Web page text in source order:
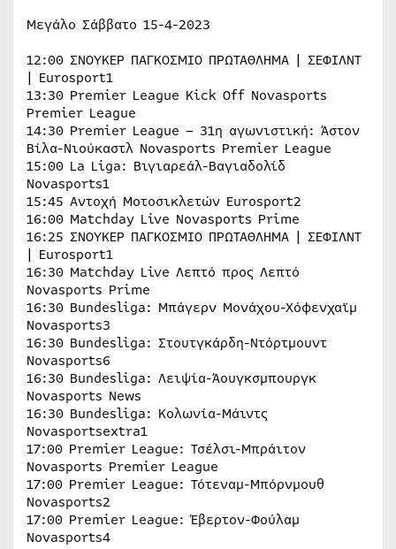
Μεγάλο Σάββατο 15-4-2023
12:00 ΣΝΟΥΚΕΡ ΠΑΓΚOΣΜΙΟ ΠΡΩΤΑΘΛΗΜΑ | ΣΕΦΙΛΝΤ
| Eurosport1
13:30 Premier League Kick Off Novasports
Premier League
14:30 Premier League – 31η αγωνιστική: Άστον
Βίλα-Νιούκαστλ Novasports Premier League
15:00 La Liga: Βιγιαρεάλ-Βαγιαδολίδ
Novasports1
15:45 Αντοχή Μοτοσικλετών Eurosport2
16:00 Matchday Live Novasports Prime
16:25 ΣΝΟΥΚΕΡ ΠΑΓΚOΣΜΙΟ ΠΡΩΤΑΘΛΗΜΑ | ΣΕΦΙΛΝΤ
| Eurosport1
16:30 Matchday Live Λεπτό προς Λεπτό
Novasports Prime
16:30 Bundesliga: Μπάγερν Μονάχου-Χόφενχαϊμ
Novasports3
16:30 Bundesliga: Στουτγκάρδη-Ντόρτμουντ
Novasports6
16:30 Bundesliga: Λειψία-Άουγκσμπουργκ
Novasports News
16:30 Bundesliga: Κολωνία-Μάιντς
Novasportsextra1
17:00 Premier League: Τσέλσι-Μπράιτον
Novasports Premier League
17:00 Premier League: Τότεναμ-Μπόρνμουθ
Novasports2
17:00 Premier League: Έβερτον-Φούλαμ
Novasports4